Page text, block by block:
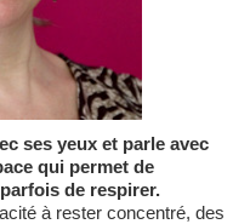
qui permet de
de respirer.
à rester concentré, des